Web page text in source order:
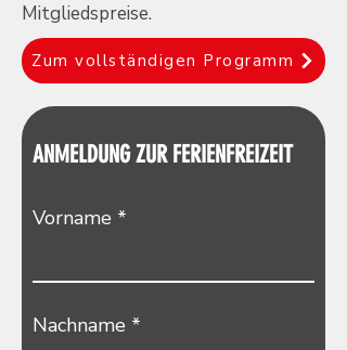
Mitgliedspreise.
Zum vollständigen Programm
ANMELDUNG ZUR FERIENFREIZEIT
Vorname
Nachname